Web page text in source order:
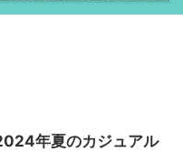
年夏のカジュアル